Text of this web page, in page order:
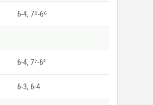
6-4, 7⁸-6⁶
6-4, 7⁷-6²
6-3, 6-4